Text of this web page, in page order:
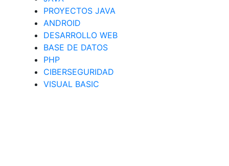
PROYECTOS JAVA
ANDROID
DESARROLLO WEB
BASE DE DATOS
PHP
CIBERSEGURIDAD
VISUAL BASIC